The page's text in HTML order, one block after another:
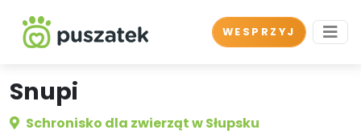
WESPRZYJ
Snupi
Schronisko dla zwierząt w Słupsku